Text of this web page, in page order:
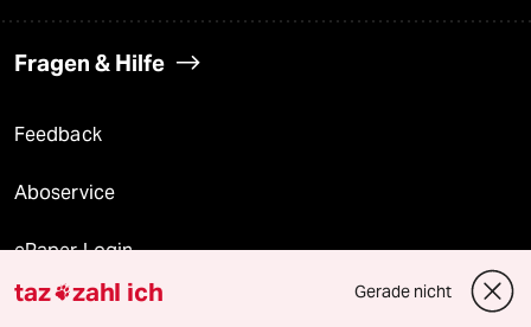
Fragen & Hilfe
Feedback
Aboservice
ePaper Login
Downloads für Abonnierende
taz zahl ich Gerade nicht